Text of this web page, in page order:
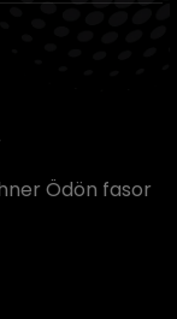
Ödön fasor